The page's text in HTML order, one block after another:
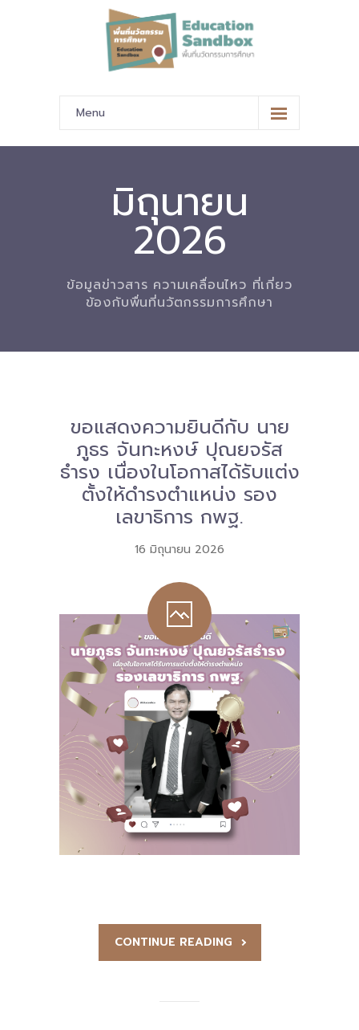
Menu
หน้าหลัก
-- มาตรฐานข้อมูลและมาตรฐานการแลกเปลี่ยนข้อมูล
-- สถานศึกษานำร่อง
-- EdusandboxGM
-- ปฏิทินการขับเคลื่อนพื้นที่นวัตกรรมการศึกษา
-- กฎหมาย
---- เจตนารมณ์ของ พ.ร.บ.
---- พ.ร.บ. และอนุบัญญัติ
---- พ.ร.ฎ. ขยายเวลาใช้บังคับ พ.ร.บ.พื้นที่นวัตกรรมการ
---- รายงานการประเมินผลสัมฤทธิ์ พ.ร.บ.พื้นที่นวัตกรรม
การศึกษา พ.ศ. 2562
---- รับฟังความคิดเห็นร่าง พ.ร.ฎ. ฯ
---- รายงานการวิเคราะห์ผลกระทบที่อาจเกิดขึ้นจากกฎ
หมายฯ
-- รายงานคณะผู้ประเมินอิสระ
---- รอบประเมิน (พ.ศ. 2562-2564)
-- รายงานประจำปี
---- ปีการศึกษา 2564
-- รายงานผล กขศ.สพท.
มิถุนายน
2026
ข้อมูลข่าวสาร ความเคลื่อนไหว ที่เกี่ยว
ข้องกับพื่นที่นวัตกรรมการศึกษา
ขอแสดงความยินดีกับ นาย
ภูธร จันทะหงษ์ ปุณยจรัส
ธำรง เนื่องในโอกาสได้รับแต่ง
ตั้งให้ดำรงตำแหน่ง รอง
เลขาธิการ กพฐ.
16 มิถุนายน 2026
CONTINUE READING